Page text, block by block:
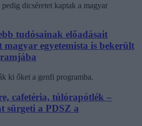
dicséretet kaptak a magyar
tudósainak előadásait
egyetemista is bekerült
ki őket a genfi programba.
cafetéria, túlórapótlék –
sürgeti a PDSZ a